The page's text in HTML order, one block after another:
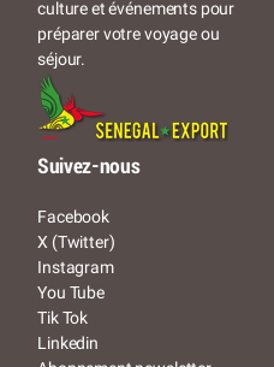
culture et événements pour
préparer votre voyage ou
séjour.
Suivez-nous
Facebook
X (Twitter)
Instagram
You Tube
Tik Tok
Linkedin